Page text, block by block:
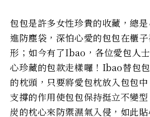
包包是許多女性珍貴的收藏，總
進防塵袋，深怕心愛的包包在櫃
形；如今有了Ibao，各位愛包人
心珍藏的包款走樣囉！Ibao替包
的枕頭，只要將愛包枕放入包包
支撐的作用使包包保持挺立不變
炭的枕心來防禦濕氣入侵，如此